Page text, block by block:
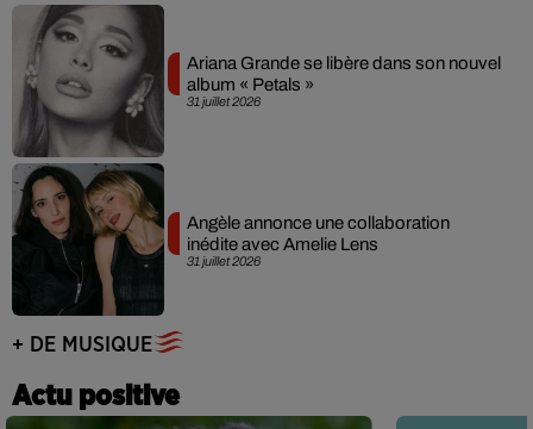
31 juillet 2026
Ariana Grande se libère dans son nouvel
album « Petals »
31 juillet 2026
Angèle annonce une collaboration
inédite avec Amelie Lens
+ DE MUSIQUE
Actu positive